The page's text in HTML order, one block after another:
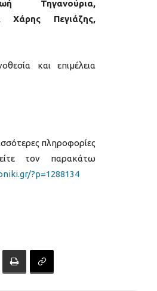
Τηγανούρια,
Χάρης Πεγιάζης,
και επιμέλεια
πληροφορίες
τον παρακάτω
?p=1288134